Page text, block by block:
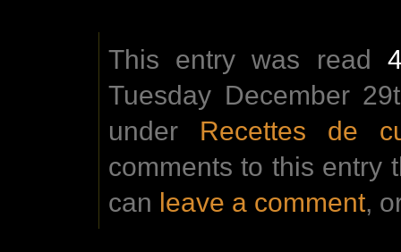
This entry was read
Tuesday December
under Recettes de
comments to this entry
can leave a comment,